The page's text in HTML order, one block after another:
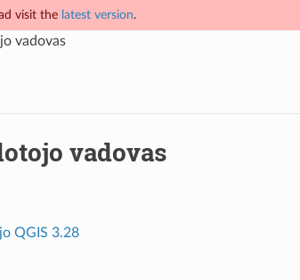
visit the latest version.
vadovas
vadovas
QGIS 3.28